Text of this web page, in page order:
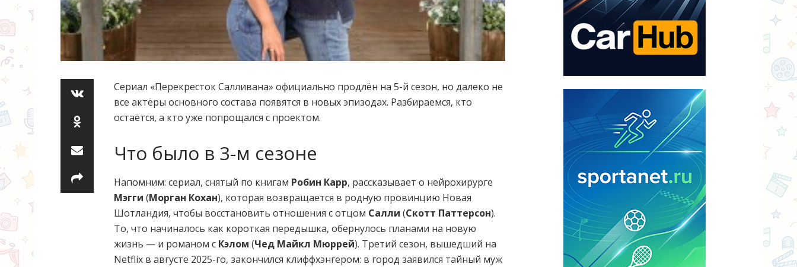
Сериал «Перекресток Салливана» официально продлён на 5-й сезон, но далеко не
все актёры основного состава появятся в новых эпизодах. Разбираемся, кто
остаётся, а кто уже попрощался с проектом.
Что было в 3-м сезоне
Напомним: сериал, снятый по книгам Робин Карр, рассказывает о нейрохирурге
Мэгги (Морган Кохан), которая возвращается в родную провинцию Новая
Шотландия, чтобы восстановить отношения с отцом Салли (Скотт Паттерсон).
То, что начиналось как короткая передышка, обернулось планами на новую
жизнь — и романом с Кэлом (Чед Майкл Мюррей). Третий сезон, вышедший на
Netflix в августе 2025-го, закончился клиффхэнгером: в город заявился тайный муж